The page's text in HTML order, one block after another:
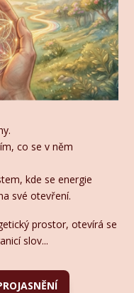
co se v něm
kde se energie
své otevření.
prostor, otevírá se
slov...